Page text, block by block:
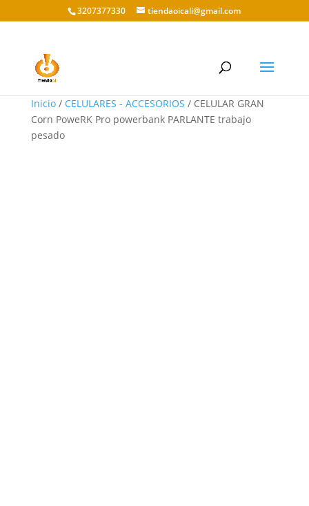
3207377330 tiendaoicali@gmail.com
Inicio/ CELULARES - ACCESORIOS / CELULAR GRAN
Corn PoweRK Pro powerbank PARLANTE trabajo
pesado